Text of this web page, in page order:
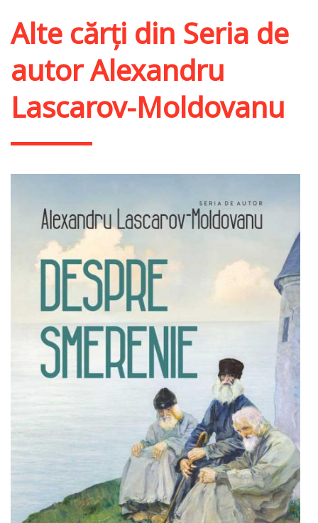
Alte cărți din Seria de
autor Alexandru
Lascarov-Moldovanu